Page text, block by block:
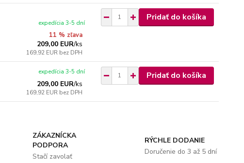
11 % zľava
209,00 EUR/ks
169,92 EUR bez DPH
expedícia 3-5 dní
Pridať do košíka
209,00 EUR/ks
169,92 EUR bez DPH
expedícia 3-5 dní Pridať do košíka
ZÁKAZNÍCKA
PODPORA
Stačí zavolať
RÝCHLE DODANIE
Doručenie do 3 až 5 dní